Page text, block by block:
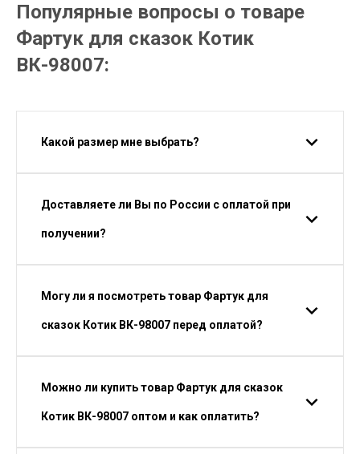
Популярные вопросы о товаре
Фартук для сказок Котик
ВК-98007:
Какой размер мне выбрать?
Доставляете ли Вы по России с оплатой при
получении?
Могу ли я посмотреть товар Фартук для
сказок Котик ВК-98007 перед оплатой?
Можно ли купить товар Фартук для сказок
Котик ВК-98007 оптом и как оплатить?